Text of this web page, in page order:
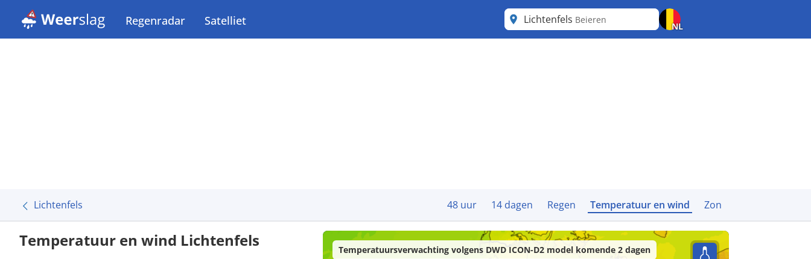
Regenradar Satelliet Lichtenfels Beieren
NL
Lichtenfels 48 uur 14 dagen Regen Temperatuur en wind Zon
Temperatuur en wind Lichtenfels Temperatuursverwachting volgens DWD ICON-D2 model komende 2 dagen